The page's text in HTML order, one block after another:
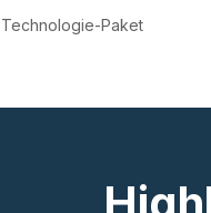
Technologie-Paket